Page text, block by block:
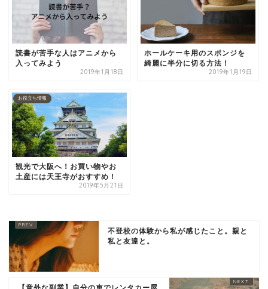
読書が苦手な人はアニメから
入ってみよう
2019年1月18日
ホールケーキ用のスポンジを
綺麗に半分に切る方法！
2019年1月19日
お役立ち情報
観光で大阪へ！お買い物やお
土産には天王寺がおすすめ！
2019年5月21日
不登校の体験から私が感じたこと。親と
私と友達と。